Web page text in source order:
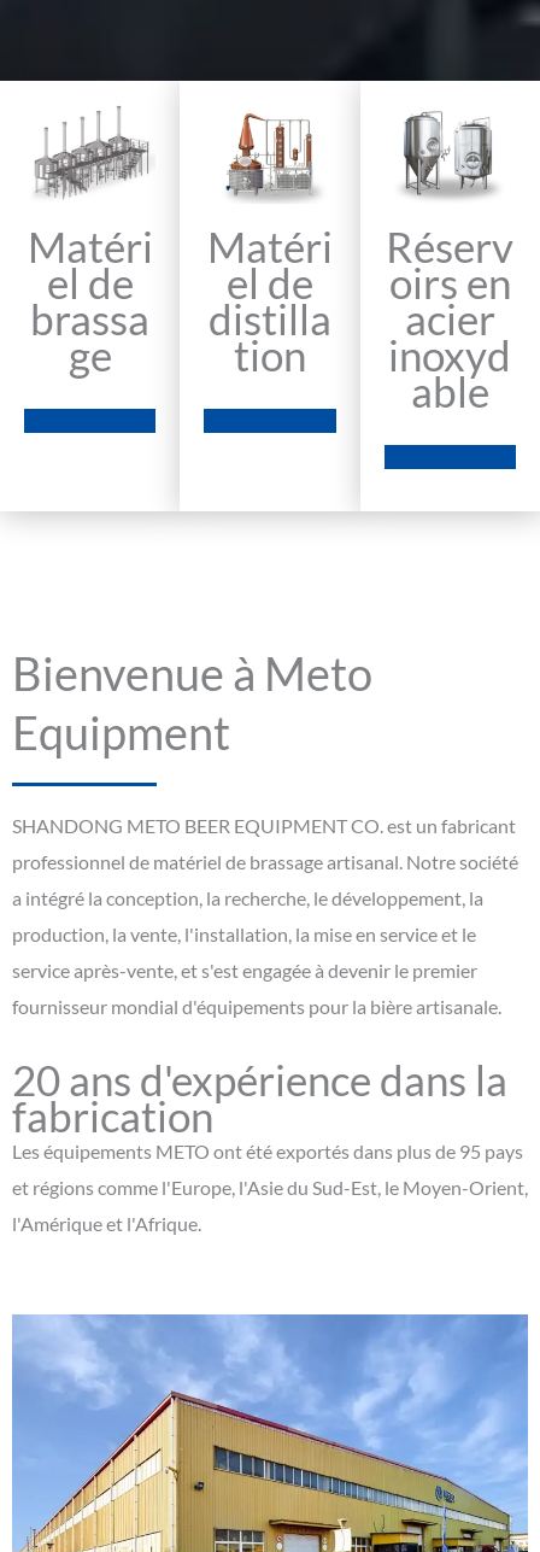
Matéri
el de
brassa
ge
Matéri
el de
distilla
tion
Réserv
oirs en
acier
inoxyd
able
Bienvenue à Meto
Equipment
SHANDONG METO BEER EQUIPMENT CO. est un fabricant
professionnel de matériel de brassage artisanal. Notre société
a intégré la conception, la recherche, le développement, la
production, la vente, l'installation, la mise en service et le
service après-vente, et s'est engagée à devenir le premier
fournisseur mondial d'équipements pour la bière artisanale.
20 ans d'expérience dans la
fabrication
Les équipements METO ont été exportés dans plus de 95 pays
et régions comme l'Europe, l'Asie du Sud-Est, le Moyen-Orient,
l'Amérique et l'Afrique.